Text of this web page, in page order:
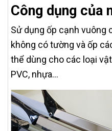
Công dụng của
Sử dụng ốp cạnh vuông
không có tường và ốp
thể dùng cho các loại
PVC, nhựa…